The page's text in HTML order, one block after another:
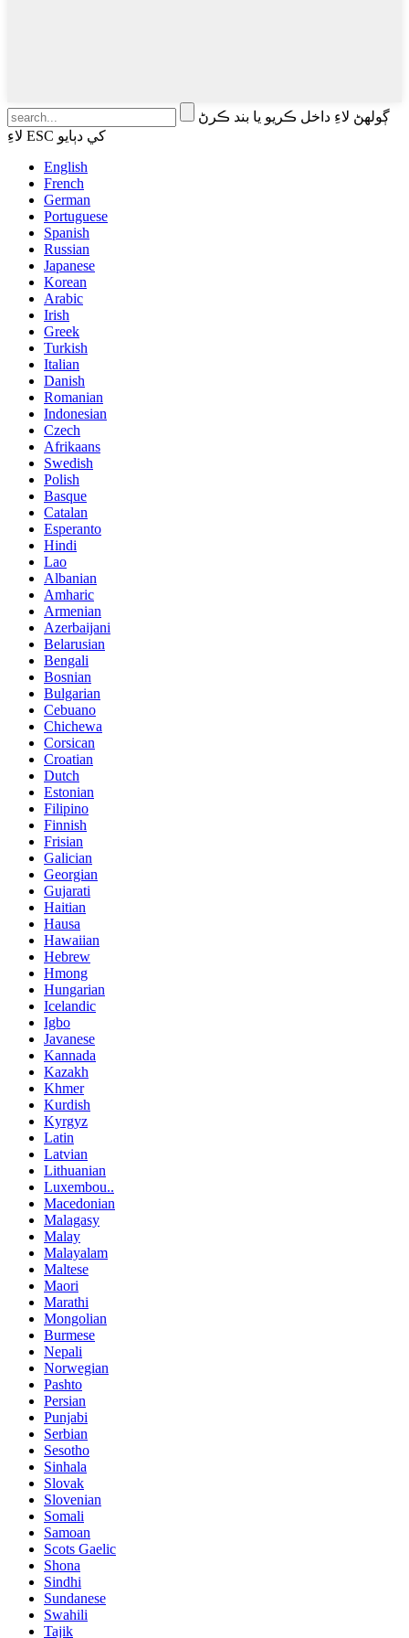
ڳولهڻ لاءِ داخل ڪريو يا بند ڪرڻ
لاءِ ESC کي دٻايو
English
French
German
Portuguese
Spanish
Russian
Japanese
Korean
Arabic
Irish
Greek
Turkish
Italian
Danish
Romanian
Indonesian
Czech
Afrikaans
Swedish
Polish
Basque
Catalan
Esperanto
Hindi
Lao
Albanian
Amharic
Armenian
Azerbaijani
Belarusian
Bengali
Bosnian
Bulgarian
Cebuano
Chichewa
Corsican
Croatian
Dutch
Estonian
Filipino
Finnish
Frisian
Galician
Georgian
Gujarati
Haitian
Hausa
Hawaiian
Hebrew
Hmong
Hungarian
Icelandic
Igbo
Javanese
Kannada
Kazakh
Khmer
Kurdish
Kyrgyz
Latin
Latvian
Lithuanian
Luxembou..
Macedonian
Malagasy
Malay
Malayalam
Maltese
Maori
Marathi
Mongolian
Burmese
Nepali
Norwegian
Pashto
Persian
Punjabi
Serbian
Sesotho
Sinhala
Slovak
Slovenian
Somali
Samoan
Scots Gaelic
Shona
Sindhi
Sundanese
Swahili
Tajik